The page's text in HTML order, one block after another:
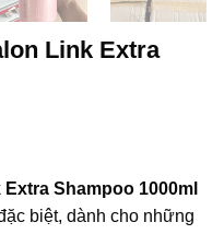
Link Extra
Shampoo 1000ml
biệt, dành cho những